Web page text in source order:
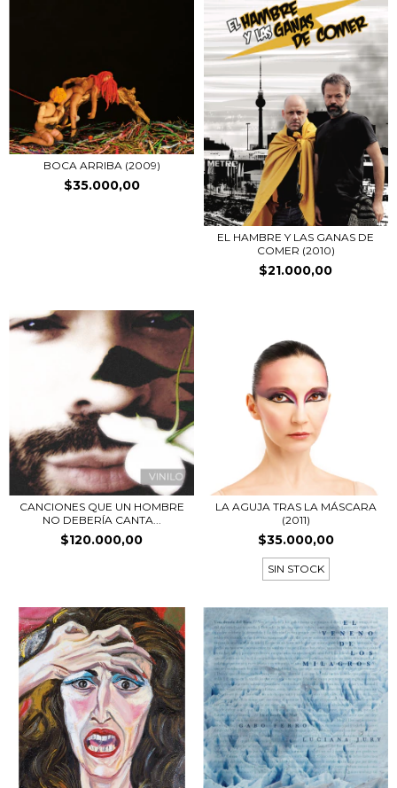
BOCA ARRIBA (2009)
$35.000,00
EL HAMBRE Y LAS GANAS DE
COMER (2010)
$21.000,00
CANCIONES QUE UN HOMBRE
NO DEBERÍA CANTA...
$120.000,00
LA AGUJA TRAS LA MÁSCARA
(2011)
$35.000,00
SIN STOCK